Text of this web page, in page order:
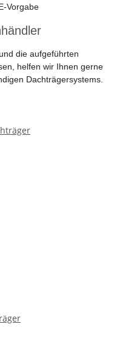
Vorgabe
die aufgeführten
helfen wir Ihnen gerne
Dachträgersystems.